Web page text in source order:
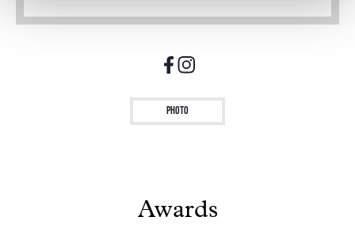
Photo
Awards